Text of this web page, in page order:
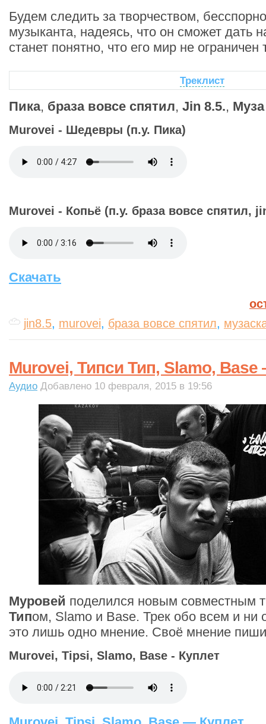
Будем следить за творчеством,
музыканта, надеясь, что он сможет дать
станет понятно, что его мир не ограничен
Треклист
Пика, браза вовсе спятил, Jin 8.5.,
Murovei - Шедевры (п.у. Пика)
Murovei - Копьё (п.у. браза вовсе спятил,
Скачать
jin8.5, murovei, браза вовсе спятил,
Murovei, Типси Тип, Slamo,
Аудио Добавлено 10 февраля, 2015 в 19:56
Муровей поделился новым совместным
Типом, Slamo и Base. Трек обо всем и ни
это лишь одно мнение. Своё мнение
Murovei, Tipsi, Slamo, Base - Куплет